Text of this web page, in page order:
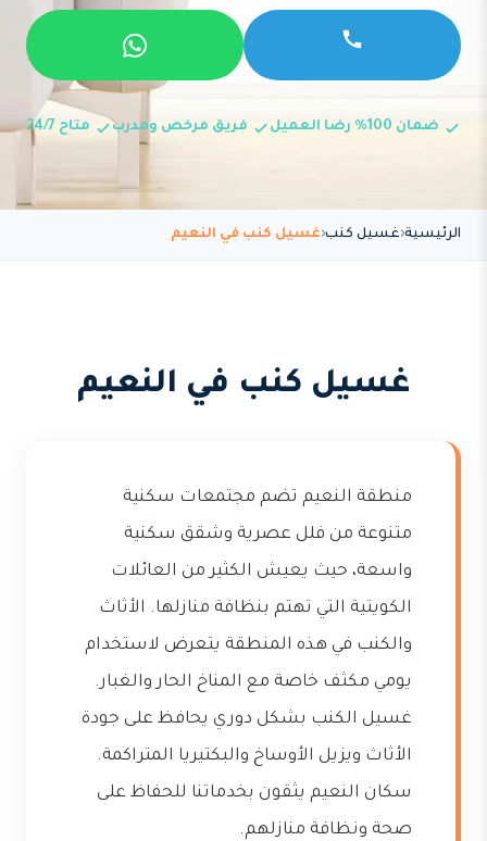
ضمان 100% رضا العميل فريق مرخص ومدرب متاح 24/7
الرئيسية غسيل كنب غسيل كنب في النعيم
غسيل كنب في النعيم
منطقة النعيم تضم مجتمعات سكنية
متنوعة من فلل عصرية وشقق سكنية
واسعة، حيث يعيش الكثير من العائلات
الكويتية التي تهتم بنظافة منازلها. الأثاث
والكنب في هذه المنطقة يتعرض لاستخدام
يومي مكثف خاصة مع المناخ الحار والغبار.
غسيل الكنب بشكل دوري يحافظ على جودة
الأثاث ويزيل الأوساخ والبكتيريا المتراكمة.
سكان النعيم يثقون بخدماتنا للحفاظ على
صحة ونظافة منازلهم.